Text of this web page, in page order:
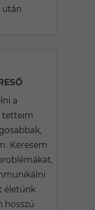
után
a
tetteim
Keresem
életünk
hosszú